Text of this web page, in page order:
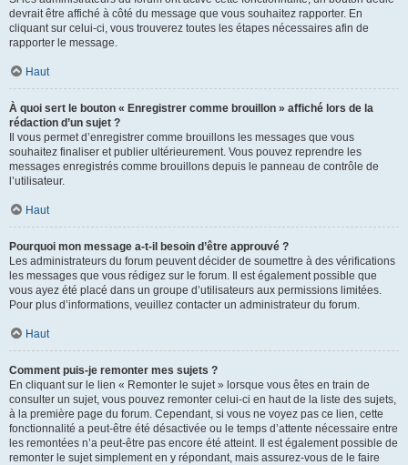
devrait être affiché à côté du message que vous souhaitez rapporter. En
cliquant sur celui-ci, vous trouverez toutes les étapes nécessaires afin de
rapporter le message.
Haut
À quoi sert le bouton « Enregistrer comme brouillon » affiché lors de la
rédaction d’un sujet ?
Il vous permet d’enregistrer comme brouillons les messages que vous
souhaitez finaliser et publier ultérieurement. Vous pouvez reprendre les
messages enregistrés comme brouillons depuis le panneau de contrôle de
l’utilisateur.
Haut
Pourquoi mon message a-t-il besoin d’être approuvé ?
Les administrateurs du forum peuvent décider de soumettre à des vérifications
les messages que vous rédigez sur le forum. Il est également possible que
vous ayez été placé dans un groupe d’utilisateurs aux permissions limitées.
Pour plus d’informations, veuillez contacter un administrateur du forum.
Haut
Comment puis-je remonter mes sujets ?
En cliquant sur le lien « Remonter le sujet » lorsque vous êtes en train de
consulter un sujet, vous pouvez remonter celui-ci en haut de la liste des sujets,
à la première page du forum. Cependant, si vous ne voyez pas ce lien, cette
fonctionnalité a peut-être été désactivée ou le temps d’attente nécessaire entre
les remontées n’a peut-être pas encore été atteint. Il est également possible de
remonter le sujet simplement en y répondant, mais assurez-vous de le faire